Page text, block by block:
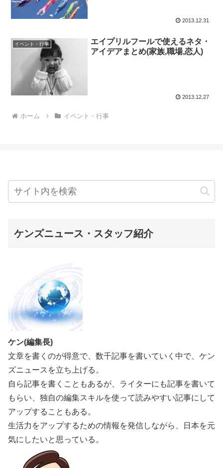
2013.12.31
イベント・行事
エイプリルフールで使えるネタ・
アイデアまとめ(家族,職場,恋人)
2013.12.27
ホーム イベント・行事
ケンズニュース・スタッフ紹介
ケン(編集長)
文章を書くのが得意で、数千記事を書いていく中で、ケン
ズニュースを立ち上げる。
自ら記事を書くこともあるが、ライターにも記事を書いて
もらい、独自の編集スキルを使って読みやすい記事にして
アップすることもある。
生活力をアップするための情報を発信しながら、日本を元
気にしたいと思っている。